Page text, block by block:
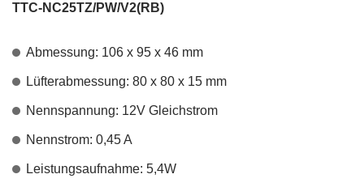
TTC-NC25TZ/PW/V2(RB)
Abmessung: 106 x 95 x 46 mm
Lüfterabmessung: 80 x 80 x 15 mm
Nennspannung: 12V Gleichstrom
Nennstrom: 0,45 A
Leistungsaufnahme: 5,4W